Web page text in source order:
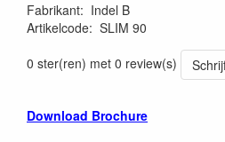
Fabrikant: Indel B
Artikelcode: SLIM 90
0 ster(ren) met 0 review(s)
Download Brochure